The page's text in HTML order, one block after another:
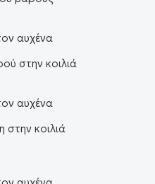
στην κοιλιά
στην κοιλιά